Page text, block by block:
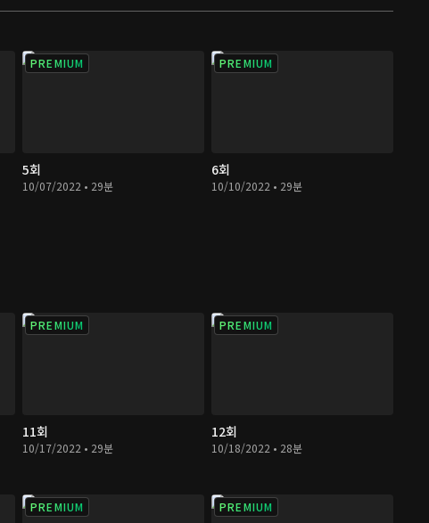
PREMIUM
5회
10/07/2022 • 29분
PREMIUM
6회
10/10/2022 • 29분
PREMIUM
11회
10/17/2022 • 29분
PREMIUM
12회
10/18/2022 • 28분
PREMIUM PREMIUM